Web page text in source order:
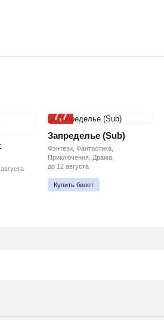
7,7
Запределье (Sub)
Фэнтези, Фантастика,
Приключения, Драма,
до 12 августа
Купить билет